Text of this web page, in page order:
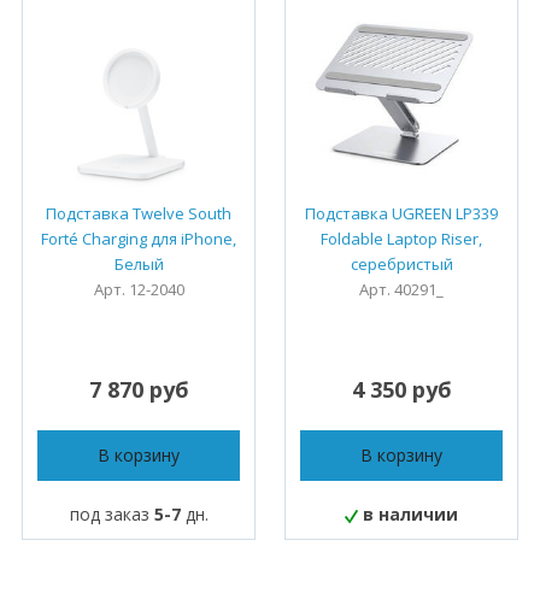
Подставка Twelve South
Forté Charging для iPhone,
Белый
Арт. 12-2040
7 870 руб
В корзину
под заказ 5-7дн.
Подставка UGREEN LP339
Foldable Laptop Riser,
серебристый
Арт. 40291_
4 350 руб
В корзину
в наличии